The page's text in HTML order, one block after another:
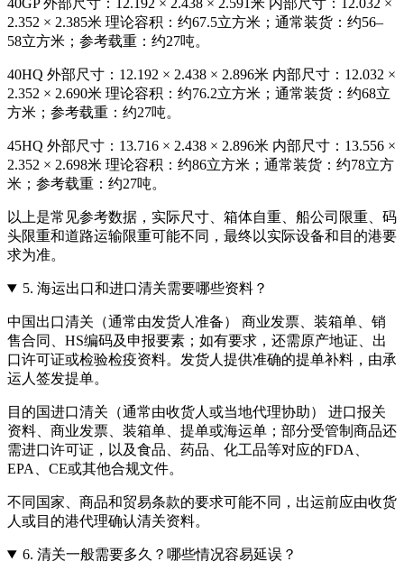
40GP 外部尺寸：12.192 × 2.438 × 2.591米 内部尺寸：12.032 ×
2.352 × 2.385米 理论容积：约67.5立方米；通常装货：约56–
58立方米；参考载重：约27吨。
40HQ 外部尺寸：12.192 × 2.438 × 2.896米 内部尺寸：12.032 ×
2.352 × 2.690米 理论容积：约76.2立方米；通常装货：约68立
方米；参考载重：约27吨。
45HQ 外部尺寸：13.716 × 2.438 × 2.896米 内部尺寸：13.556 ×
2.352 × 2.698米 理论容积：约86立方米；通常装货：约78立方
米；参考载重：约27吨。
以上是常见参考数据，实际尺寸、箱体自重、船公司限重、码
头限重和道路运输限重可能不同，最终以实际设备和目的港要
求为准。
5. 海运出口和进口清关需要哪些资料？
中国出口清关（通常由发货人准备） 商业发票、装箱单、销
售合同、HS编码及申报要素；如有要求，还需原产地证、出
口许可证或检验检疫资料。发货人提供准确的提单补料，由承
运人签发提单。
目的国进口清关（通常由收货人或当地代理协助） 进口报关
资料、商业发票、装箱单、提单或海运单；部分受管制商品还
需进口许可证，以及食品、药品、化工品等对应的FDA、
EPA、CE或其他合规文件。
不同国家、商品和贸易条款的要求可能不同，出运前应由收货
人或目的港代理确认清关资料。
6. 清关一般需要多久？哪些情况容易延误？